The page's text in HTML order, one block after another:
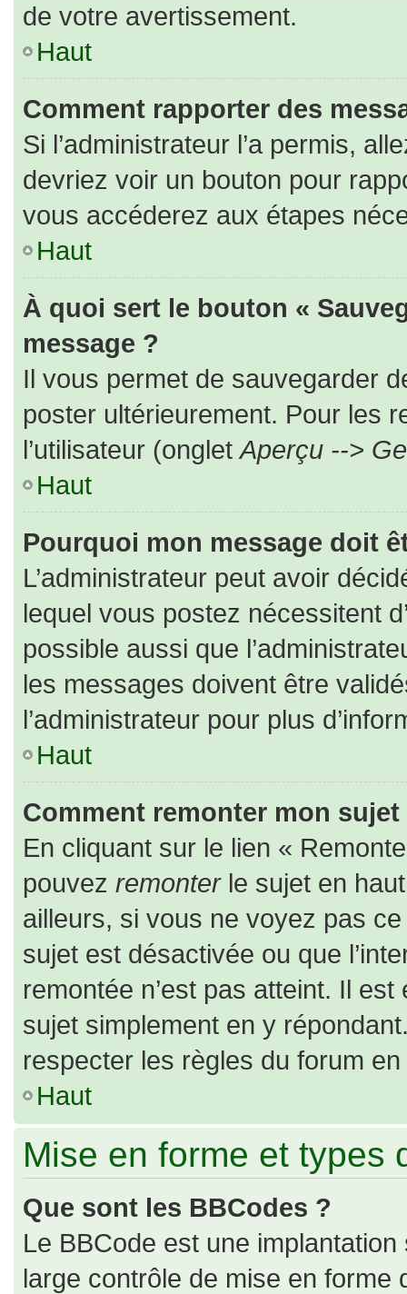
de votre avertissement.
Haut
Comment rapporter des
Si l’administrateur l’a permis,
devriez voir un bouton pour
vous accéderez aux étapes
Haut
À quoi sert le bouton «
message ?
Il vous permet de sauvegarder
poster ultérieurement. Pour les
l’utilisateur (ongletAperçu -->
Haut
Pourquoi mon message doit
L’administrateur peut avoir
lequel vous postez nécessitent
possible aussi que
les messages doivent être
l’administrateur pour plus
Haut
Comment remonter mon sujet
En cliquant sur le lien «
pouvez remonterle sujet en
ailleurs, si vous ne voyez pas
sujet est désactivée ou que
remontée n’est pas atteint. Il
sujet simplement en y
respecter les règles du forum
Haut
Mise en forme et types
Que sont les BBCodes ?
Le BBCode est une
large contrôle de mise en forme